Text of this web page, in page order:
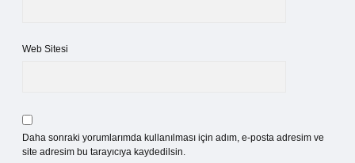
Web Sitesi
Daha sonraki yorumlarımda kullanılması için adım, e-posta adresim ve
site adresim bu tarayıcıya kaydedilsin.